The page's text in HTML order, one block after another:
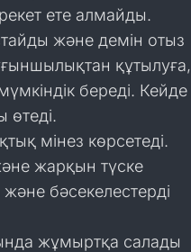
ете алмайды.
және демін отыз
құтылуға,
береді. Кейде
өтеді.
мінез көрсетеді.
жарқын түске
бәсекелестерді
жұмыртқа салады